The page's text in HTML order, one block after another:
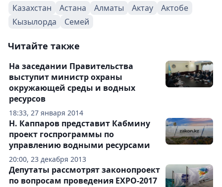
Казахстан Астана Алматы Актау
Актобе
Кызылорда
Семей
Читайте также
18:33, 27 января 2014
На заседании Правительства
выступит министр охраны
окружающей среды и водных
ресурсов
20:00, 23 декабря 2013
Н. Каппаров представит Кабмину
проект госпрограммы по
управлению водными ресурсами
Депутаты рассмотрят законопроект
по вопросам проведения EXPO-2017